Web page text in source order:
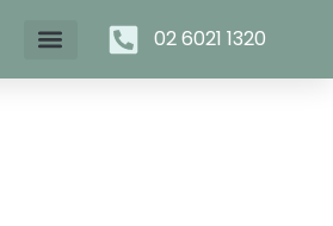
02 6021 1320